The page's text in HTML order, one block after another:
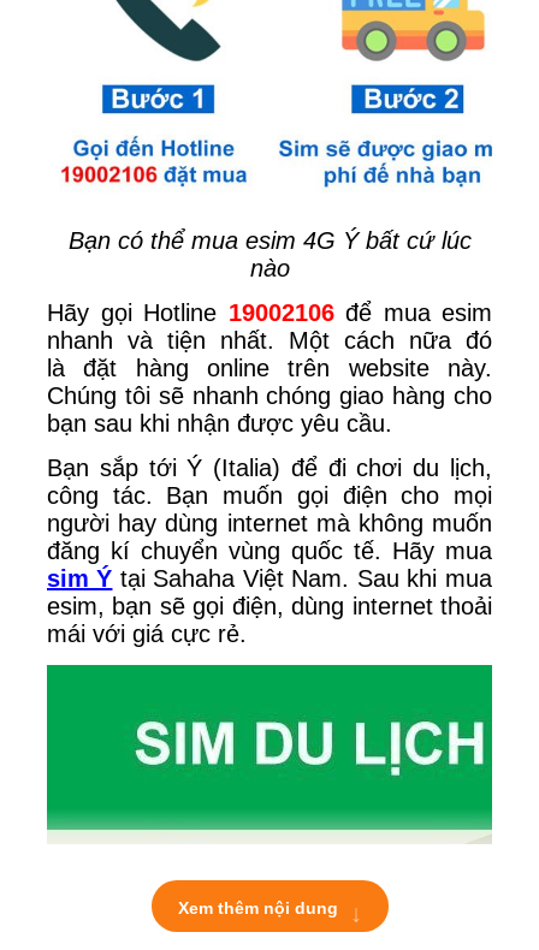
Bạn có thể mua esim 4G Ý bất cứ lúc
nào
Hãy gọi Hotline 19002106để mua esim
nhanh và tiện nhất. Một cách nữa đó
là đặt hàng online trên website này.
Chúng tôi sẽ nhanh chóng giao hàng cho
bạn sau khi nhận được yêu cầu.
Bạn sắp tới Ý (Italia) để đi chơi du lịch,
công tác. Bạn muốn gọi điện cho mọi
người hay dùng internet mà không muốn
đăng kí chuyển vùng quốc tế. Hãy mua
sim Ý tại Sahaha Việt Nam. Sau khi mua
esim, bạn sẽ gọi điện, dùng internet thoải
mái với giá cực rẻ.
Xem thêm nội dung ↓